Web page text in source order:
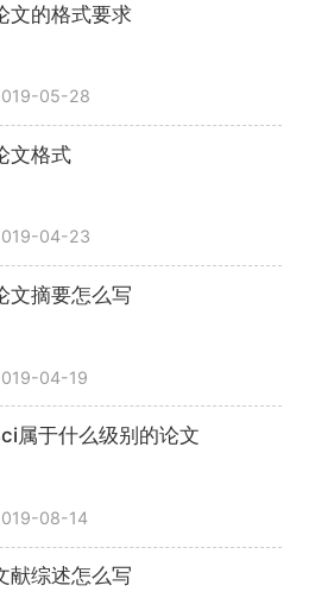
文的格式要求
05-28
文格式
04-23
文摘要怎么写
04-19
属于什么级别的论文
08-14
献综述怎么写